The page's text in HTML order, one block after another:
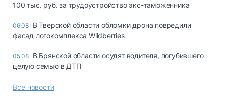
100 тыс. руб. за трудоустройство экс-таможенника
06.08 В Тверской области обломки дрона повредили
фасад логокомплекса Wildberries
05.08 В Брянской области осудят водителя, погубившего
целую семью в ДТП
Все новости